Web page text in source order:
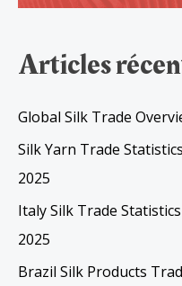
Articles
Global Silk Trade
Silk Yarn Trade
2025
Italy Silk Trade
2025
Brazil Silk Products